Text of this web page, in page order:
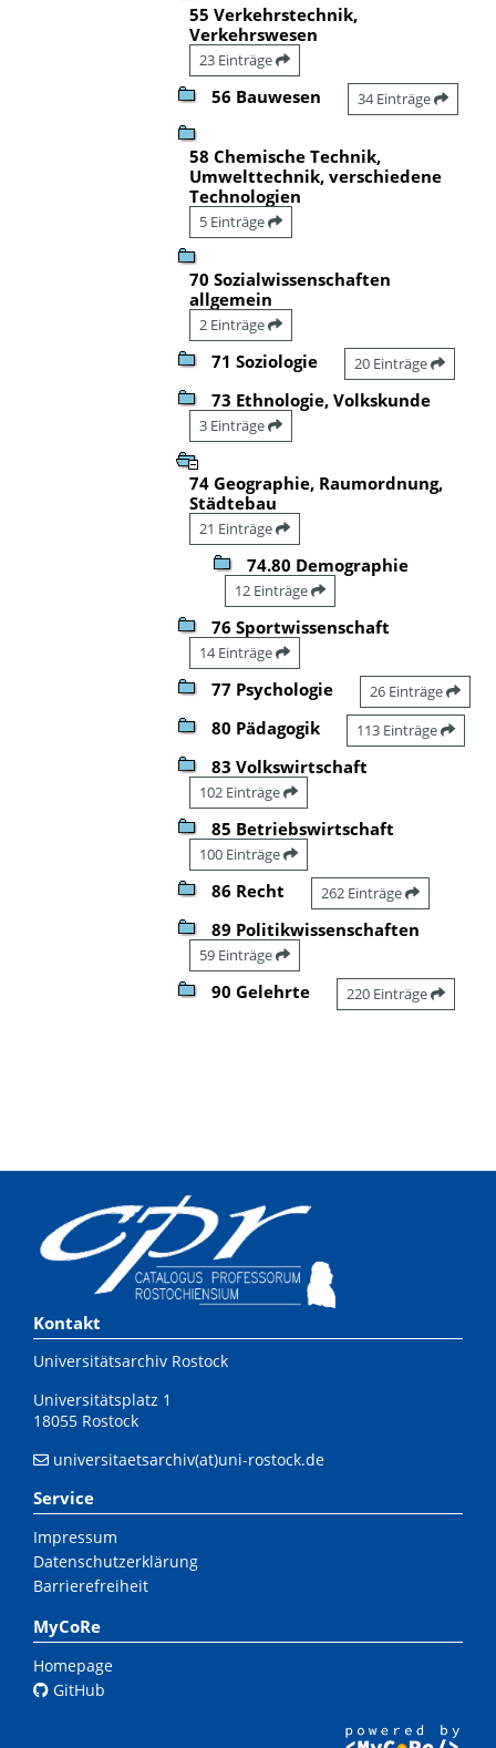
55 Verkehrstechnik,
Verkehrswesen
23 Einträge
56 Bauwesen 34 Einträge
58 Chemische Technik,
Umwelttechnik, verschiedene
Technologien
5 Einträge
70 Sozialwissenschaften
allgemein
2 Einträge
71 Soziologie 20 Einträge
73 Ethnologie, Volkskunde
3 Einträge
74 Geographie, Raumordnung,
Städtebau
21 Einträge
74.80 Demographie
12 Einträge
76 Sportwissenschaft
14 Einträge
77 Psychologie 26 Einträge
80 Pädagogik 113 Einträge
83 Volkswirtschaft
102 Einträge
85 Betriebswirtschaft
100 Einträge
86 Recht 262 Einträge
89 Politikwissenschaften
59 Einträge
90 Gelehrte 220 Einträge
Kontakt
Universitätsarchiv Rostock
Universitätsplatz 1
18055 Rostock
universitaetsarchiv(at)uni-rostock.de
Service
Impressum
Datenschutzerklärung
Barrierefreiheit
MyCoRe
Homepage
GitHub